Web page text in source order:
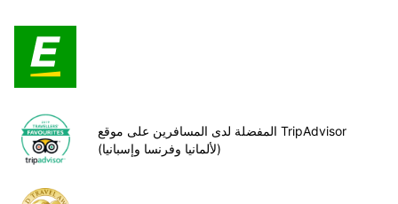
المفضلة لدى المسافرين على موقع TripAdvisor
(لألمانيا وفرنسا وإسبانيا)